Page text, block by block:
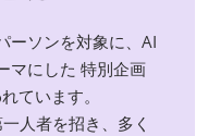
ーソンを対象に、AI
マにした 特別企画
ています。
人者を招き、多く